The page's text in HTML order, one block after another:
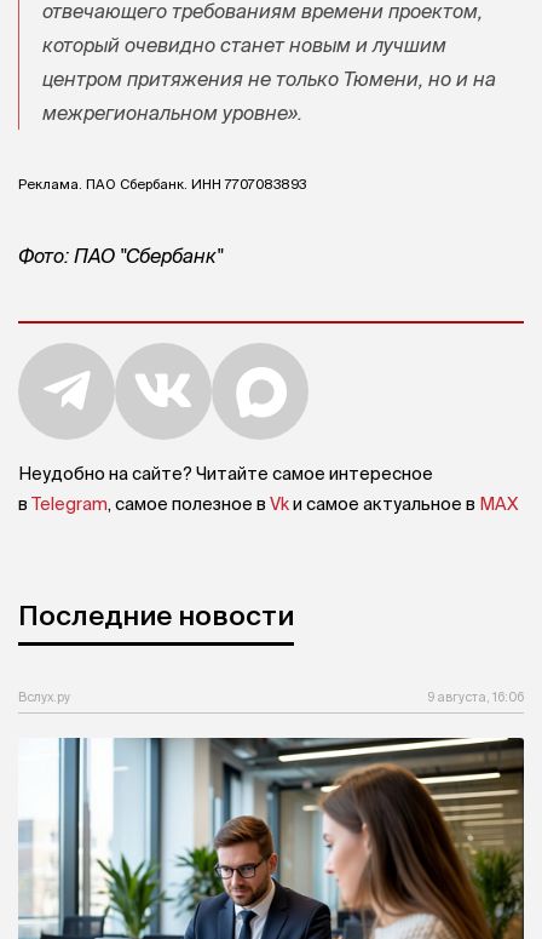
отвечающего требованиям времени проектом,
который очевидно станет новым и лучшим
центром притяжения не только Тюмени, но и на
межрегиональном уровне».
Реклама. ПАО Сбербанк. ИНН 7707083893
Фото: ПАО "Сбербанк"
Неудобно на сайте? Читайте самое интересное
в Telegram, самое полезное в Vkи самое актуальное в MAX
Последние новости
Вслух.ру 9 августа, 16:06